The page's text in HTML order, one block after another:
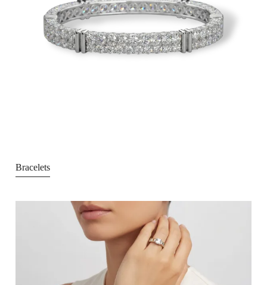
Bracelets